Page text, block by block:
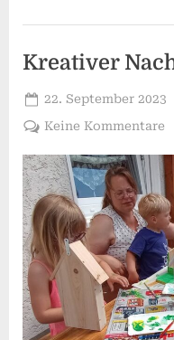
Kreativer
Posted
on
22. September 2023
Keine Kommentare